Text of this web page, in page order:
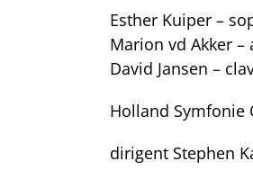
Esther Kuiper –
Marion vd Akker –
David Jansen –
Holland Symfonie
dirigent Stephen